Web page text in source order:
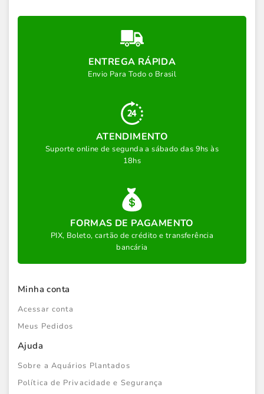
ENTREGA RÁPIDA
Envio Para Todo o Brasil
ATENDIMENTO
Suporte online de segunda a sábado das 9hs às
18hs
FORMAS DE PAGAMENTO
PIX, Boleto, cartão de crédito e transferência
bancária
Minha conta
Acessar conta
Meus Pedidos
Ajuda
Sobre a Aquários Plantados
Política de Privacidade e Segurança